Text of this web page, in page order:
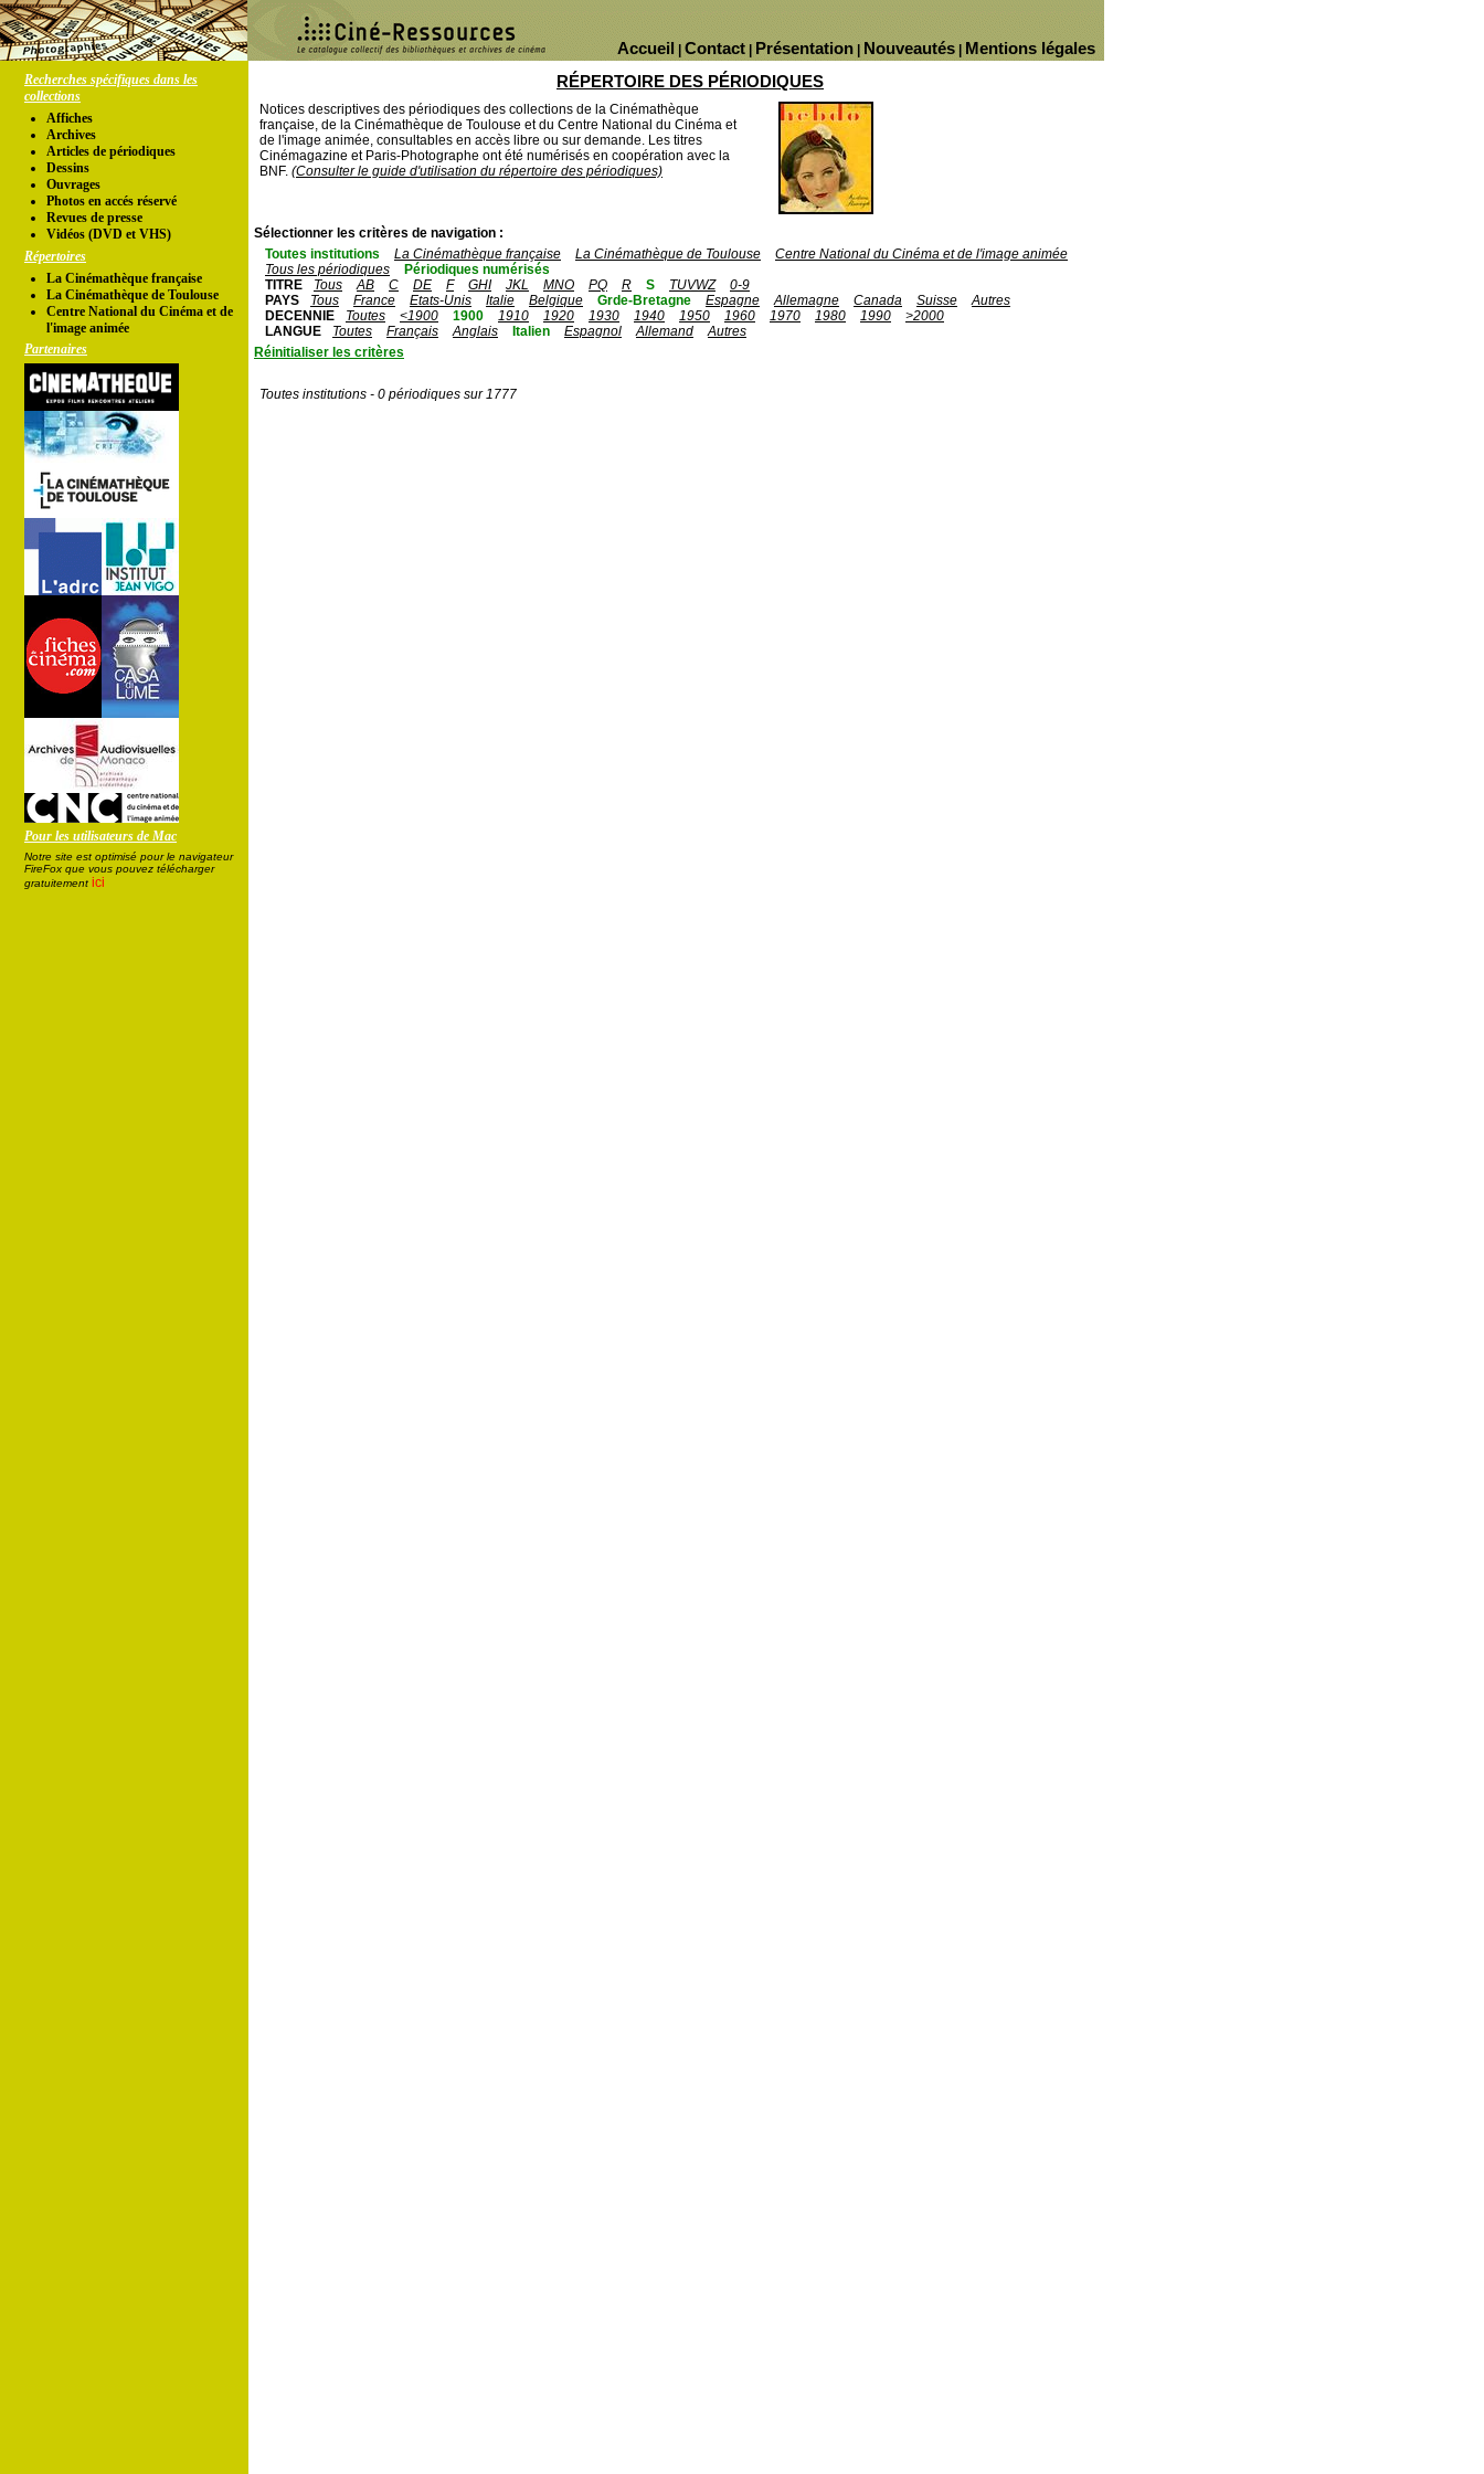
Mentions légales
Nouveautés
Présentation
Contact
Accueil
Recherches spécifiques dans les
collections
Affiches
Archives
Articles de périodiques
Dessins
Ouvrages
Photos en accés réservé
Revues de presse
Vidéos (DVD et VHS)
Répertoires
La Cinémathèque française
La Cinémathèque de Toulouse
Centre National du Cinéma et de
l'image animée
Partenaires
Pour les utilisateurs de Mac
Notre site est optimisé pour le navigateur
FireFox que vous pouvez télécharger
gratuitement ici
RÉPERTOIRE DES PÉRIODIQUES
Notices descriptives des périodiques des collections de la Cinémathèque
française, de la Cinémathèque de Toulouse et du Centre National du Cinéma et
de l'image animée, consultables en accès libre ou sur demande. Les titres
Cinémagazine et Paris-Photographe ont été numérisés en coopération avec la
BNF. (Consulter le guide d'utilisation du répertoire des périodiques)
Sélectionner les critères de navigation :
Toutes institutions
La Cinémathèque française La Cinémathèque de Toulouse
Centre National du Cinéma et de l'image animée
Tous les périodiques
Périodiques numérisés
TITRE
Tous AB C DE F GHI JKL MNO PQ R S TUVWZ
0-9
PAYS
Tous France Etats-Unis Italie Belgique Grde-Bretagne Espagne Allemagne Canada Suisse
Autres
DECENNIE
Toutes <1900 1900 1910 1920 1930 1940 1950 1960 1970 1980 1990
>2000
LANGUE
Toutes Français Anglais Italien Espagnol Allemand
Autres
Réinitialiser les critères
Toutes institutions - 0 périodiques sur 1777